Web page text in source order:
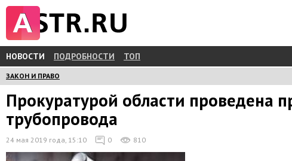
НОВОСТИ ПОДРОБНОСТИ ТОП
ЗАКОН И ПРАВО
Прокуратурой области проведена
трубопровода
24 мая 2019 года, 15:10 0 810